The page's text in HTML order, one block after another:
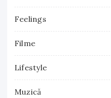
Feelings
Filme
Lifestyle
Muzică